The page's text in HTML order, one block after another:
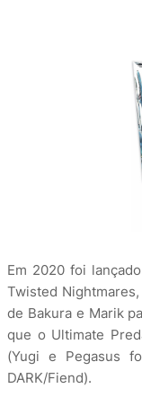
Em 2020 foi
Twisted
de Bakura e Marik
que o Ultimate
(Yugi e Pegasus
DARK/Fiend).